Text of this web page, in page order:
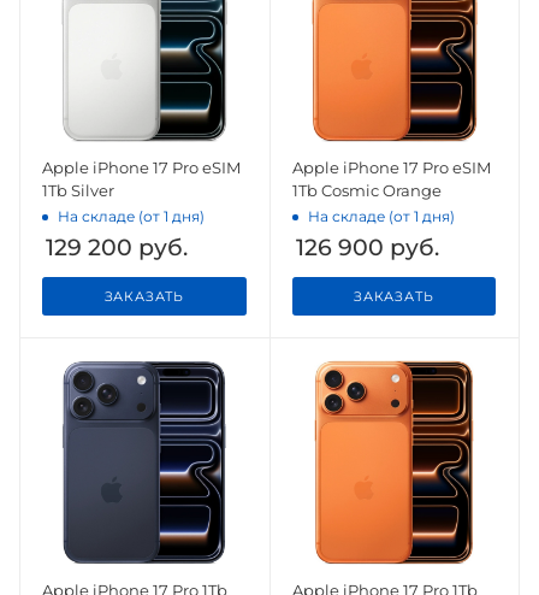
Apple iPhone 17 Pro eSIM
1Tb Silver
На складе (от 1 дня)
129 200 руб.
ЗАКАЗАТЬ
Apple iPhone 17 Pro eSIM
1Tb Cosmic Orange
На складе (от 1 дня)
126 900 руб.
ЗАКАЗАТЬ
Apple iPhone 17 Pro 1Tb
Apple iPhone 17 Pro 1Tb